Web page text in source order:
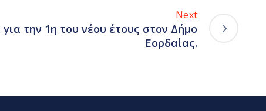
Next
την 1η του νέου έτους στον Δήμο
Εορδαίας.